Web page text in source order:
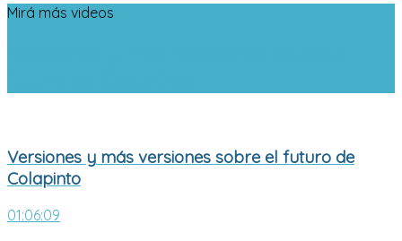
Mirá más videos
Versiones y más versiones sobre el futuro de
Colapinto
01:06:09